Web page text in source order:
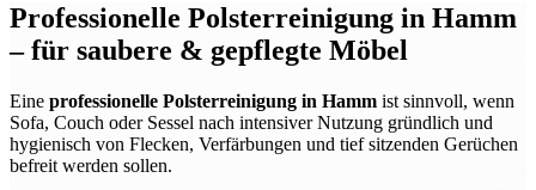
Professionelle Polsterreinigung in Hamm
– für saubere & gepflegte Möbel
Eine professionelle Polsterreinigung in Hamm ist sinnvoll, wenn
Sofa, Couch oder Sessel nach intensiver Nutzung gründlich und
hygienisch von Flecken, Verfärbungen und tief sitzenden Gerüchen
befreit werden sollen.